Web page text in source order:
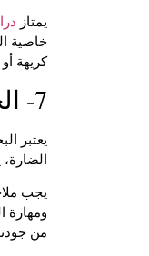
يمتاز
خاصية
كريهة
7- الحفاظ على صحة الإنسان:
يعتبر
يجب
ومهارة
من